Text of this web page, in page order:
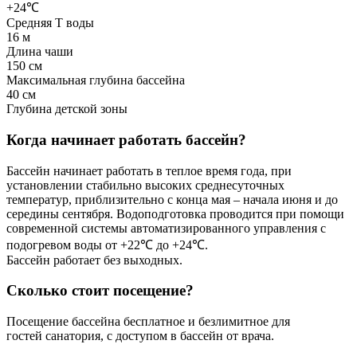
+24℃
Средняя T воды
16 м
Длина чаши
150 см
Максимальная глубина бассейна
40 см
Глубина детской зоны
Когда начинает работать бассейн?
Бассейн начинает работать в теплое время года, при
установлении стабильно высоких среднесуточных
температур, приблизительно с конца мая – начала июня и до
середины сентября. Водоподготовка проводится при помощи
современной системы автоматизированного управления с
подогревом воды от +22℃ до +24℃.
Бассейн работает без выходных.
Сколько стоит посещение?
Посещение бассейна бесплатное и безлимитное для
гостей санатория, с доступом в бассейн от врача.